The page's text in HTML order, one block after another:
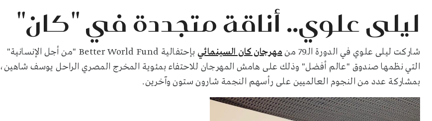
ليلى علوي.. أناقة متجددة في "كان"
شاركت ليلى علوي في الدورة الـ79 من مهرجان كان السينمائي
بإحتفالية Better World Fund "من أجل الإنسانية"
التي نظمها صندوق "عالم أفضل" وذلك على هامش المهرجان للاحتفاء بمئوية المخرج المصري الراحل يوسف شاهين،
بمشاركة عدد من النجوم العالميين على رأسهم النجمة شارون ستون وآخرين.